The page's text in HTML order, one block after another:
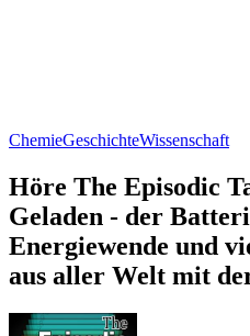
ChemieGeschichteWissenschaft
Höre The Episodic
Geladen - der
Energiewende und
aus aller Welt mit